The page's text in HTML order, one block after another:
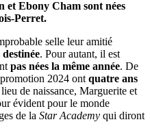
et Ebony Cham sont nées
Perret.
selle leur amitié
. Pour autant, il est
pas nées la même année. De
2024 ontquatre ans
de naissance, Marguerite et
évident pour le monde
de la Star Academy qui diront